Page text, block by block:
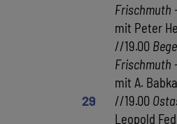
Frischmuth
mit Peter
//19.00
Frischmuth
mit A.
29
//19.00
Leopold